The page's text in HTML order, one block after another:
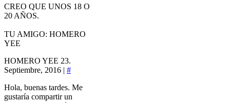
CREO QUE UNOS 18 O
20 AÑOS.
TU AMIGO: HOMERO
YEE
HOMERO YEE 23.
Septiembre, 2016 | #
Hola, buenas tardes. Me
gustaría compartir un